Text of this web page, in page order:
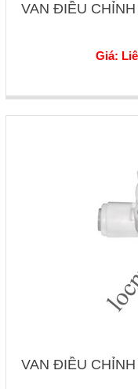
VAN ĐIỀU
Giá:
VAN ĐIỀU